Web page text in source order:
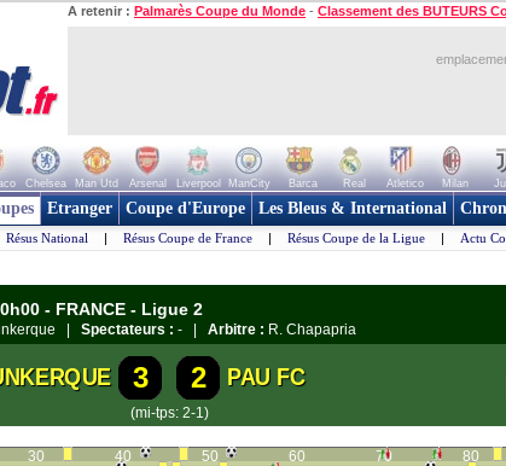
A retenir : Palmarès Coupe du Monde - Classement des BUTEURS
Chelsea Man Utd Arsenal Liverpool ManCity Barca Real Atletico Milan
Etranger Coupe d'Europe Les Bleus & International
Résus National | Résus Coupe de France | Résus Coupe de la Ligue | Actu
- FRANCE - Ligue 2
| Spectateurs : - | Arbitre : R. Chapapria
3 2 PAU FC
(mi-tps: 2-1)
30 40 50 60 70 80